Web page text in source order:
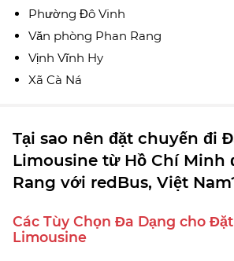
Phường Đô Vinh
Văn phòng Phan Rang
Vịnh Vĩnh Hy
Xã Cà Ná
Tại sao nên đặt chuyến đi
Limousine từ Hồ Chí Minh
Rang với redBus, Việt
Các Tùy Chọn Đa Dạng cho
Limousine